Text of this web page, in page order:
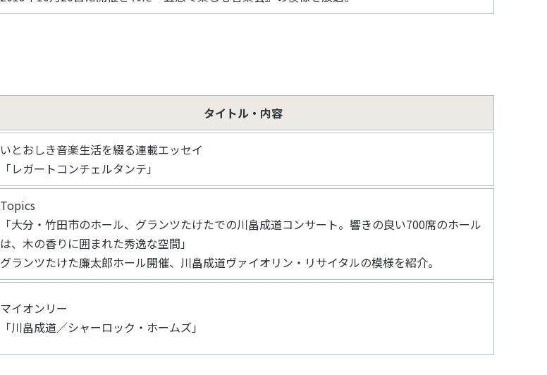
タイトル・内容
いとおしき音楽生活を綴る連載エッセイ
「レガートコンチェルタンテ」
Topics
「大分・竹田市のホール、グランツたけたでの川畠成道コンサート。響きの良い700席のホール
は、木の香りに囲まれた秀逸な空間」
グランツたけた廉太郎ホール開催、川畠成道ヴァイオリン・リサイタルの模様を紹介。
マイオンリー
「川畠成道／シャーロック・ホームズ」